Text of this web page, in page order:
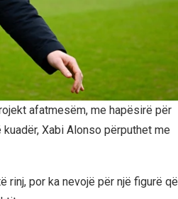
afatmesëm, me hapësirë për
Xabi Alonso përputhet me
rinj, por ka nevojë për një figurë që